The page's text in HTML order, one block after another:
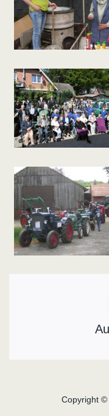
Copyright ©